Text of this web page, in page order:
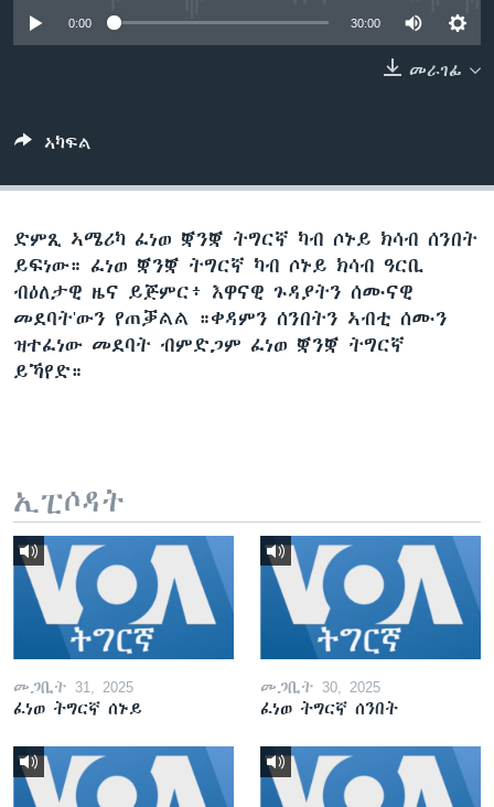
ቂሔ ጽልሚ
ቋንቋታት
0:00 30:00
መራገፊ
ኣካፍል
ድምጺ ኣሜሪካ ፈነወ ቛንቛ ትግርኛ ካብ ሶኑይ ክሳብ ሰንበት
ይፍነው። ፈነወ ቛንቛ ትግርኛ ካብ ሶኑይ ክሳብ ዓርቢ
ብዕለታዊ ዜና ይጅምር፥ እዋናዊ ጉዳያትን ሰሙናዊ
መደባት'ውን የጠቓልል ።ቀዳምን ሰንበትን ኣብቲ ሰሙን
ዝተፈነው መደባት ብምድጋም ፈነወ ቛንቛ ትግርኛ
ይኻየድ።
ኢፒሶዳት
መጋቢት 31, 2025
ፈነወ ትግርኛ ሰኑይ
መጋቢት 30, 2025
ፈነወ ትግርኛ ሰንበት